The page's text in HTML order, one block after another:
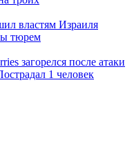
властям Израиля
тюрем
загорелся после атаки
1 человек